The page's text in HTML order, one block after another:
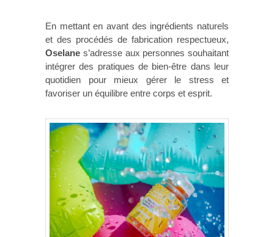
En mettant en avant des ingrédients naturels
et des procédés de fabrication respectueux,
Oselane s’adresse aux personnes souhaitant
intégrer des pratiques de bien-être dans leur
quotidien pour mieux gérer le stress et
favoriser un équilibre entre corps et esprit.